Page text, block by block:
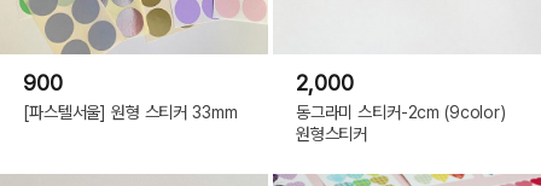
900
[파스텔서울] 원형 스티커 33mm
2,000
동그라미 스티커-2cm (9color)
원형스티커